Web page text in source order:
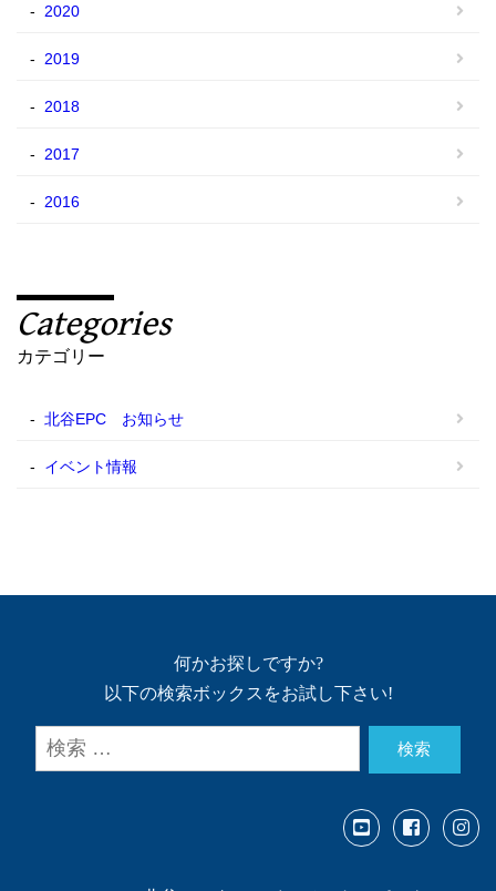
2020
2019
2018
2017
2016
Categories
カテゴリー
北谷EPC お知らせ
イベント情報
何かお探しですか?
以下の検索ボックスをお試し下さい!
検索